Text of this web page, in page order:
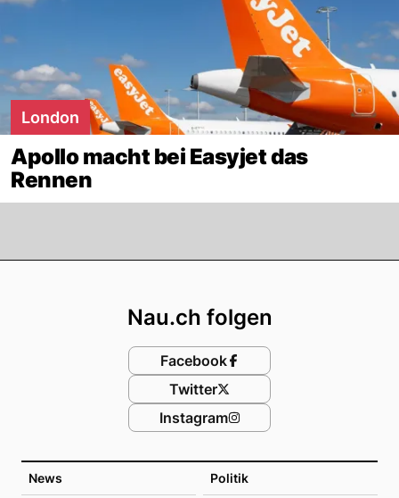
London
Apollo macht bei Easyjet das
Rennen
News Politik
Nau.ch folgen
Facebook
Twitter
Instagram